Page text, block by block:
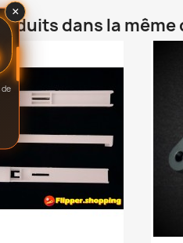
dans la même
×
de